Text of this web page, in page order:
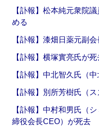
【訃報】松本純元衆院
める
【訃報】漆畑日薬元副
【訃報】横塚實亮氏が
【訃報】中北智久氏（
【訃報】別所芳樹氏（
【訃報】中村和男氏（
締役会長CEO）が死去